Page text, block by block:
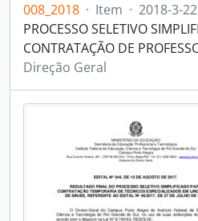
008_2018 · Item · 2018-3-22
PROCESSO SELETIVO
CONTRATAÇÃO DE
Direção Geral